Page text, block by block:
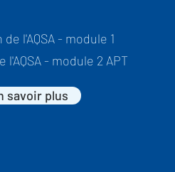
l'AQSA - module 1
l'AQSA - module 2 APT
savoir plus